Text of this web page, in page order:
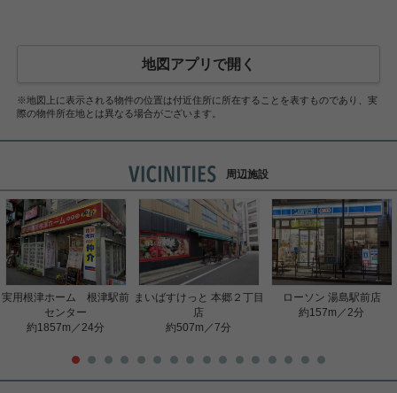
地図アプリで開く
※地図上に表示される物件の位置は付近住所に所在することを表すものであり、実
際の物件所在地とは異なる場合がございます。
周辺施設
実用根津ホーム 根津駅前
センター
約1857m／24分
まいばすけっと 本郷２丁目
店
約507m／7分
ローソン 湯島駅前店
約157m／2分